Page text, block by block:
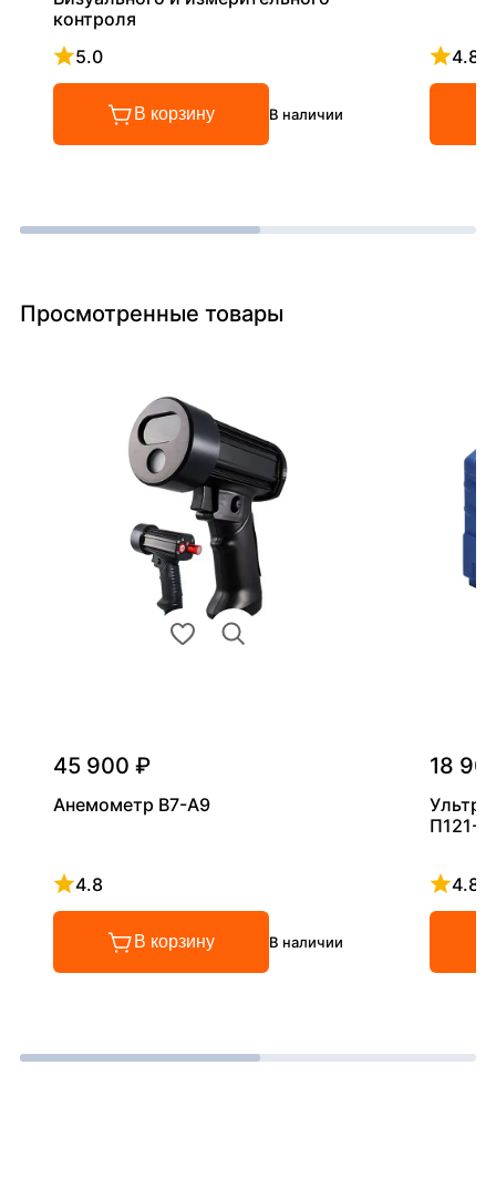
контроля
5.0
Рейтинг 5 из 5
В корзину В наличии
4.8
Просмотренные товары
45 900 ₽
Анемометр В7-А9
4.8
Рейтинг 4.8 из 5
В корзину В наличии
18
П121-
4.8